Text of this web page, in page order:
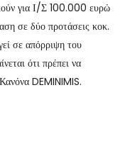
για Ι/Σ 100.000 ευρώ
σε δύο προτάσεις κοκ.
σε απόρριψη του
ότι πρέπει να
DEMINIMIS.